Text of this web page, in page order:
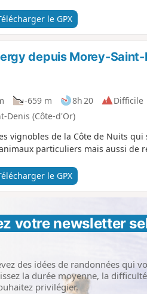
le GPX
depuis Morey-Saint-
-659 m 8h 20
Difficile
Denis (Côte-d'Or)
vignobles de la Côte de Nuits
particuliers mais aussi de
le GPX
votre newsletter
des idées de randonnées qui
la durée moyenne, la
privilégier.